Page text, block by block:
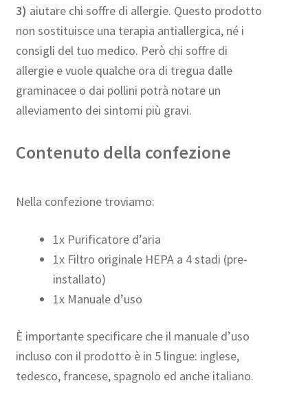
3) aiutare chi soffre di allergie. Questo prodotto
non sostituisce una terapia antiallergica, né i
consigli del tuo medico. Però chi soffre di
allergie e vuole qualche ora di tregua dalle
graminacee o dai pollini potrà notare un
alleviamento dei sintomi più gravi.
Contenuto della confezione
Nella confezione troviamo:
1x Purificatore d’aria
1x Filtro originale HEPA a 4 stadi (pre-
installato)
1x Manuale d’uso
È importante specificare che il manuale d’uso
incluso con il prodotto è in 5 lingue: inglese,
tedesco, francese, spagnolo ed anche italiano.